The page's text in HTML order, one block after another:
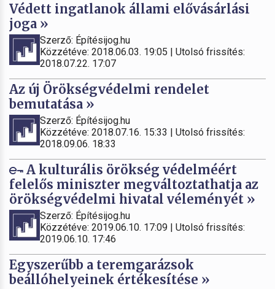
Védett ingatlanok állami elővásárlási
joga »
Szerző: Építésijog.hu
Közzétéve: 2018.06.03. 19:05 | Utolsó frissítés:
2018.07.22. 17:07
Az új Örökségvédelmi rendelet
bemutatása »
Szerző: Építésijog.hu
Közzétéve: 2018.07.16. 15:33 | Utolsó frissítés:
2018.09.06. 18:33
A kulturális örökség védelméért
felelős miniszter megváltoztathatja az
örökségvédelmi hivatal véleményét »
Szerző: Építésijog.hu
Közzétéve: 2019.06.10. 17:09 | Utolsó frissítés:
2019.06.10. 17:46
Egyszerűbb a teremgarázsok
beállóhelyeinek értékesítése »